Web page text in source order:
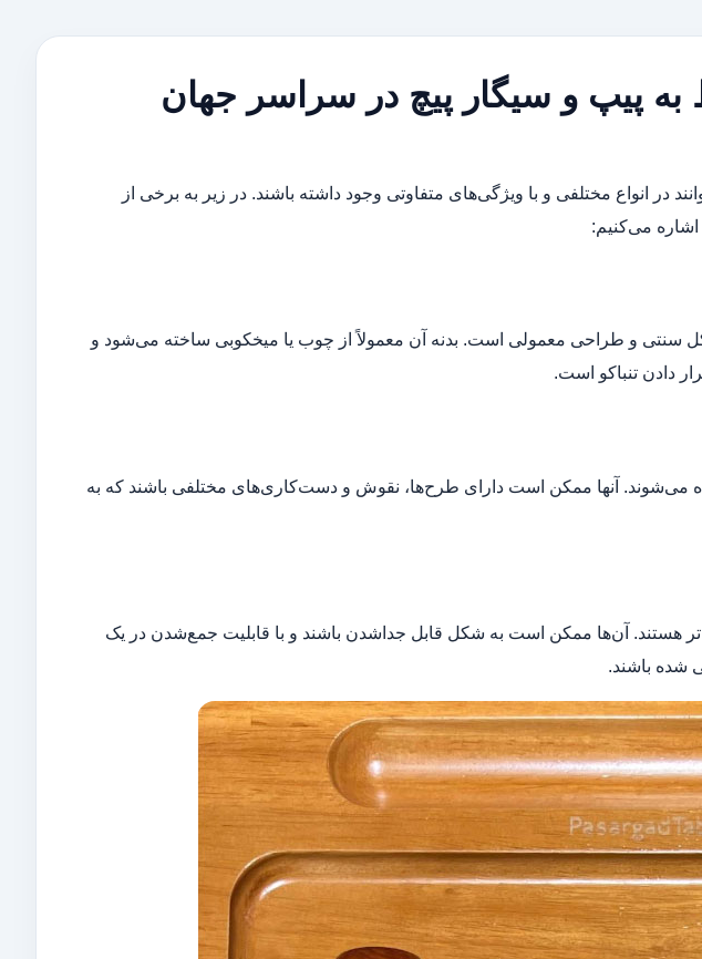
پیپ و سیگار پیچ در سراسر جهان
در انواع مختلفی و با ویژگی‌های متفاوتی وجود داشته باشند. در زیر به برخی از
می‌کنیم:
سنتی و طراحی معمولی است. بدنه آن معمولاً از چوب یا میخکوبی ساخته می‌شود و
دادن تنباکو است.
می‌شوند. آنها ممکن است دارای طرح‌ها، نقوش و دست‌کاری‌های مختلفی باشند که به
هستند. آن‌ها ممکن است به شکل قابل جداشدن باشند و با قابلیت جمع‌شدن در یک
شده باشند.